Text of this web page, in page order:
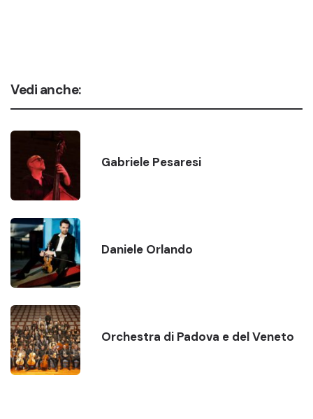
Vedi anche:
Gabriele Pesaresi
Daniele Orlando
Orchestra di Padova e del Veneto